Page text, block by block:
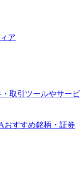
ア
取引ツールやサービ
おすすめ銘柄・証券